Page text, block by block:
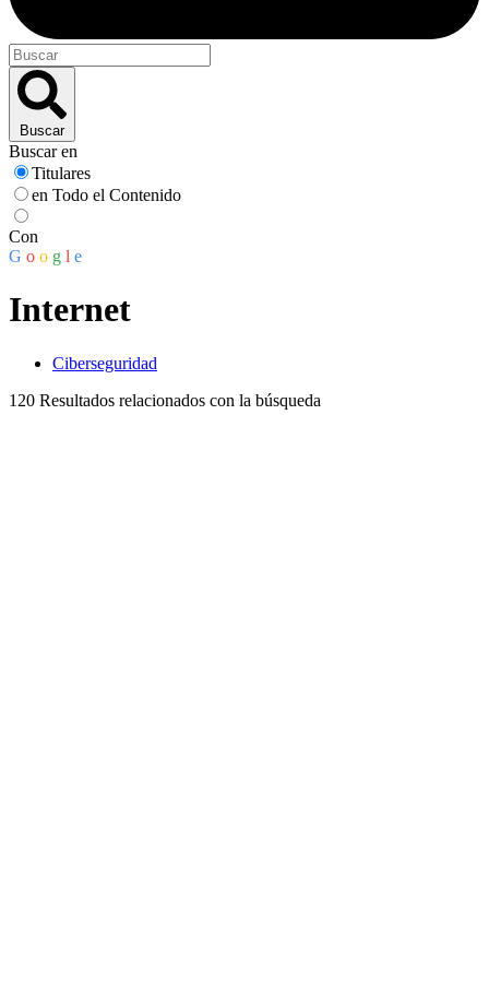
Buscar
Buscar en
Titulares
en Todo el Contenido
Con
G o o g l e
Internet
Ciberseguridad
120 Resultados relacionados con la búsqueda